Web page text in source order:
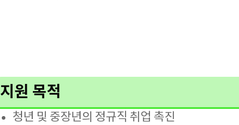
지원 목적
청년 및 중장년의 정규직 취업 촉진